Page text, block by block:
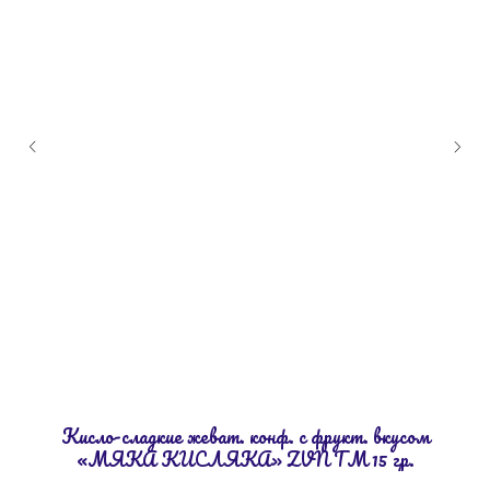
Кисло-сладкие жеват. конф. с фрукт. вкусом
«МЯКА КИСЛЯКА» ZVN ТМ 15 гр.